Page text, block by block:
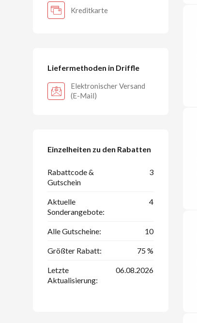
Kreditkarte
Liefermethoden in Driffle
Elektronischer Versand
(E-Mail)
Einzelheiten zu den Rabatten
Rabattcode &
Gutschein
3
Aktuelle
Sonderangebote:
4
Alle Gutscheine: 10
Größter Rabatt: 75 %
Letzte
Aktualisierung:
06.08.2026